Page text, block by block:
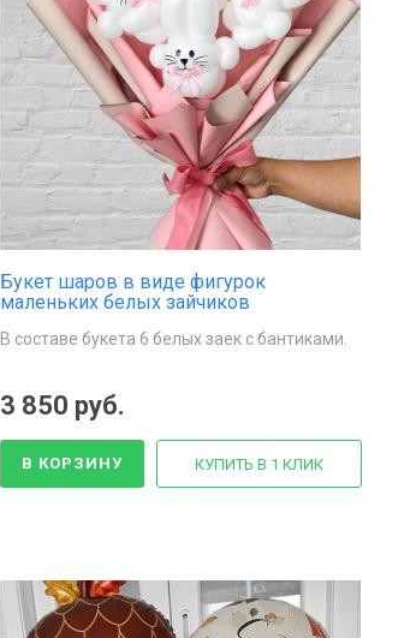
Букет шаров в виде фигурок
маленьких белых зайчиков
В составе букета 6 белых заек с бантиками.
3 850 руб.
В КОРЗИНУ КУПИТЬ В 1 КЛИК